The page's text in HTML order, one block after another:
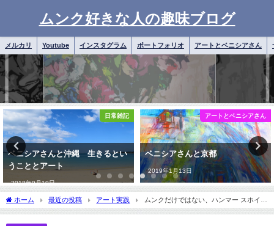
ムンク好きな人の趣味ブログ
メルカリ Youtube インスタグラム ポートフォリオ アートとベニシアさん
アートとベニシアさん
ベニシアさんと京都
2019年1月13日
日常雑記
ベニシアさん近況 よもぎの春、
なかなか暖かくなりませんね。
2019年4月7日
ホーム 最近の投稿 アート実践
ムンクだけではない、ハンマー スホイも
いる 油絵制作Bの③